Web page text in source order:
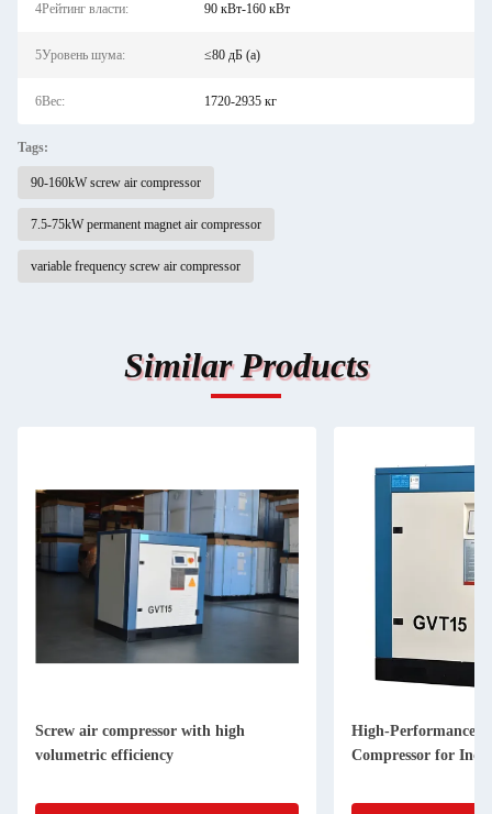
4Рейтинг власти: 90 кВт-160 кВт
5Уровень шума: ≤80 дБ (а)
6Вес: 1720-2935 кг
Tags:
90-160kW screw air compressor
7.5-75kW permanent magnet air compressor
variable frequency screw air compressor
Similar Products
Screw air compressor with high
volumetric efficiency
High-Performance
Compressor for